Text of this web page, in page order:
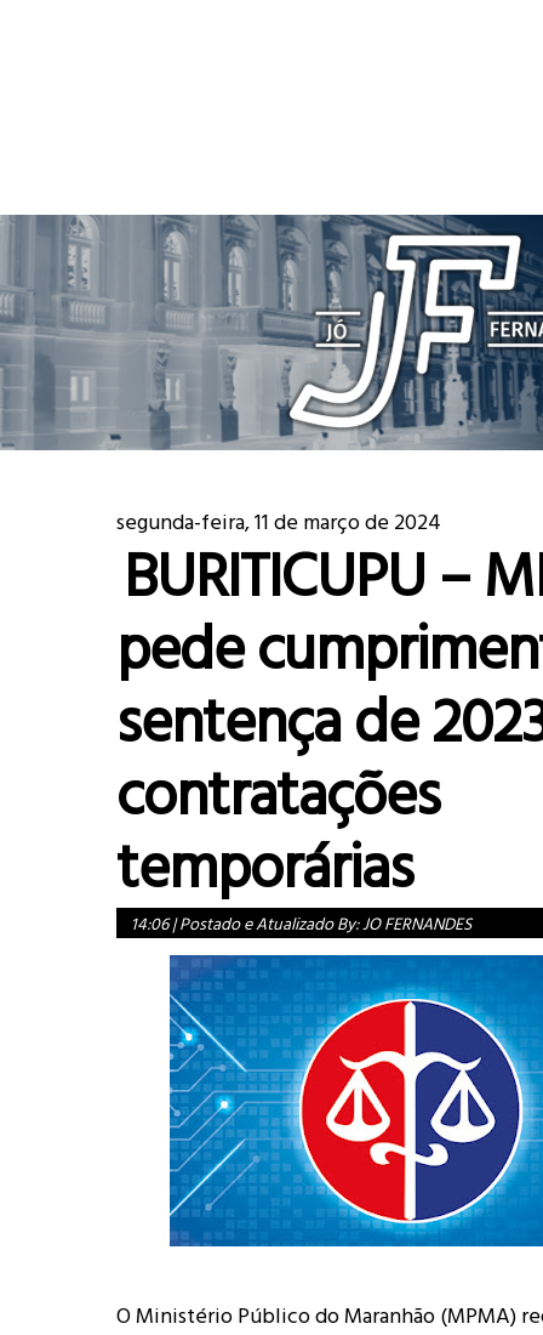
segunda-feira, 11 de março de 2024
BURITICUPU –
pede
sentença de
contratações
temporárias
14:06|Postado e Atualizado By:JO FERNANDES
O Ministério Público do Maranhão (MPMA)